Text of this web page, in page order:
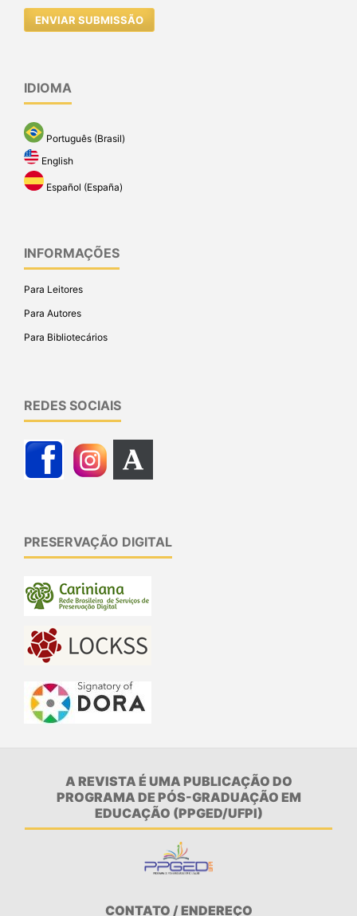
ENVIAR SUBMISSÃO
IDIOMA
Português (Brasil)
English
Español (España)
INFORMAÇÕES
Para Leitores
Para Autores
Para Bibliotecários
REDES SOCIAIS
PRESERVAÇÃO DIGITAL
A REVISTA É UMA PUBLICAÇÃO DO
PROGRAMA DE PÓS-GRADUAÇÃO EM
EDUCAÇÃO (PPGED/UFPI)
CONTATO / ENDEREÇO